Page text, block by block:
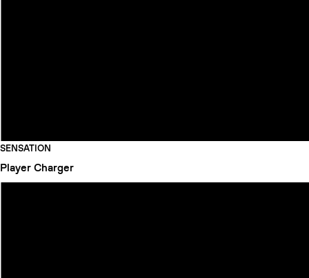
SENSATION
Player Charger